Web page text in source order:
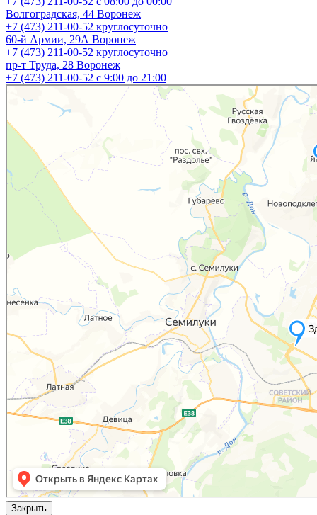
Волгоградская, 44 Воронеж
+7 (473) 211-00-52 круглосуточно
60-й Армии, 29А Воронеж
+7 (473) 211-00-52 круглосуточно
пр-т Труда, 28 Воронеж
+7 (473) 211-00-52 c 9:00 до 21:00
Закрыть